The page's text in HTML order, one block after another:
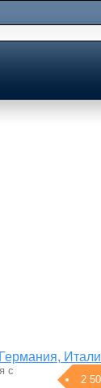
Итали
2
с